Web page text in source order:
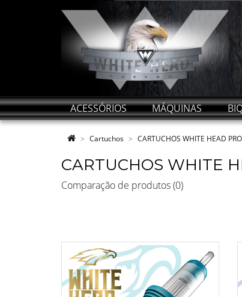
ACESSÓRIOS MÁQUINAS
Cartuchos CARTUCHOS WHITE HEAD PRO
CARTUCHOS WHITE
Comparação de produtos (0)